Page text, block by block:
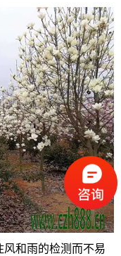
和雨的检测而不易